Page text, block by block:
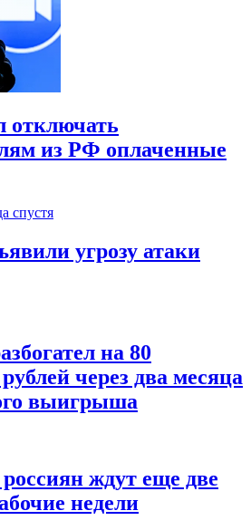
отключать
из РФ оплаченные
спустя
угрозу атаки
на 80
через два месяца
выигрыша
россиян ждут еще две
недели